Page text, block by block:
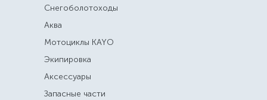
Снегоболотоходы
Аква
Мотоциклы KAYO
Экипировка
Аксессуары
Запасные части